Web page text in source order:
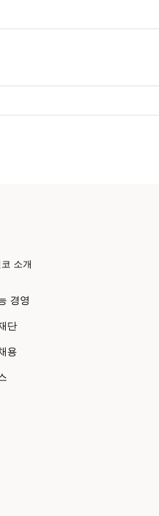
소개
경영
단
용